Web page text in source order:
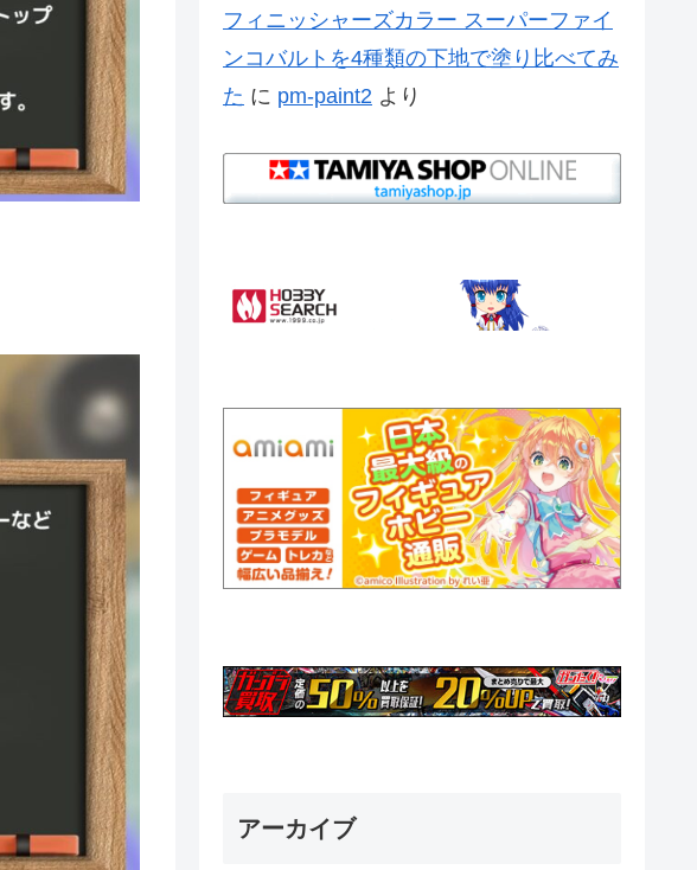
フィニッシャーズカラー スーパーファイ
ンコバルトを4種類の下地で塗り比べてみ
た に pm-paint2 より
アーカイブ